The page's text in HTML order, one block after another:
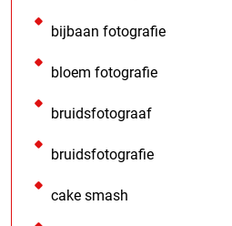
bijbaan fotografie
bloem fotografie
bruidsfotograaf
bruidsfotografie
cake smash